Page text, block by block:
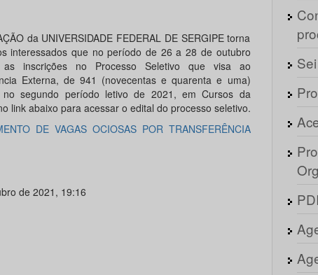
da UNIVERSIDADE FEDERAL DE SERGIPE torna
interessados que no período de 26 a 28 de outubro
inscrições no Processo Seletivo que visa ao
Externa, de 941 (novecentas e quarenta e uma)
segundo período letivo de 2021, em Cursos da
link abaixo para acessar o edital do processo seletivo.
DE VAGAS OCIOSAS POR TRANSFERÊNCIA
de 2021, 19:16
Sei